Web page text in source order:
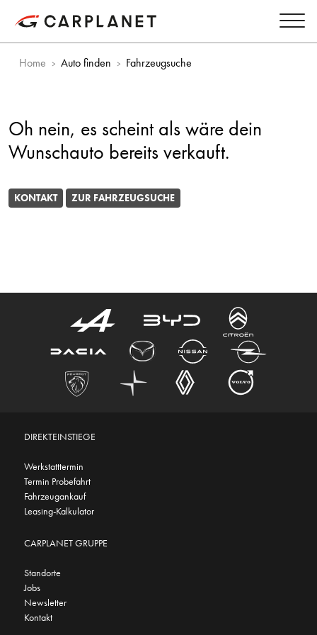
Home Auto finden Fahrzeugsuche
Oh nein, es scheint als wäre dein
Wunschauto bereits verkauft.
KONTAKT ZUR FAHRZEUGSUCHE
DIREKTEINSTIEGE
Werkstatttermin
Termin Probefahrt
Fahrzeugankauf
Leasing-Kalkulator
CARPLANET GRUPPE
Standorte
Jobs
Newsletter
Kontakt